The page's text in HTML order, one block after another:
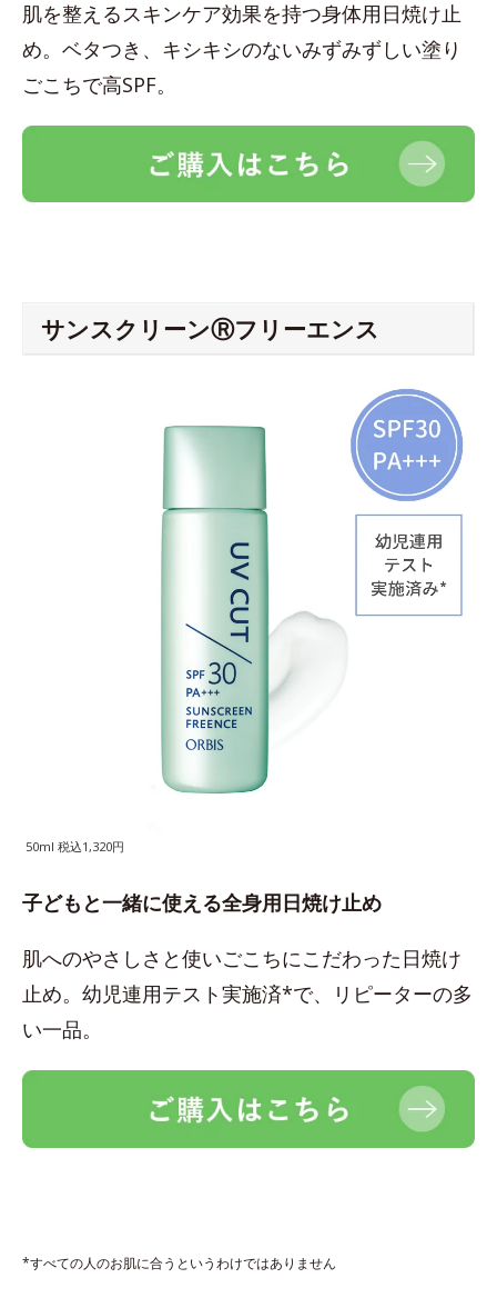
肌を整えるスキンケア効果を持つ身体用日焼け止
め。ベタつき、キシキシのないみずみずしい塗り
ごこちで高SPF。
サンスクリーンⓇフリーエンス
50ml 税込1,320円
子どもと一緒に使える全身用日焼け止め
肌へのやさしさと使いごこちにこだわった日焼け
止め。幼児連用テスト実施済*で、リピーターの多
い一品。
*すべての人のお肌に合うというわけではありません